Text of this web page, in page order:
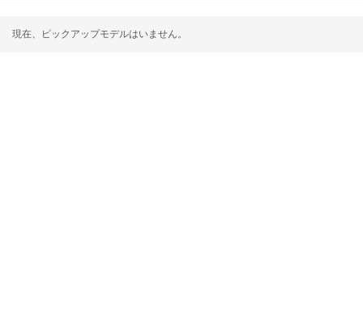
現在、ピックアップモデルはいません。